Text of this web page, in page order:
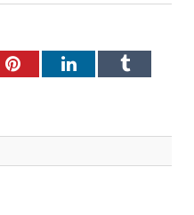
PinterestLinkedInTumblr